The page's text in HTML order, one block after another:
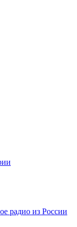
радио из России